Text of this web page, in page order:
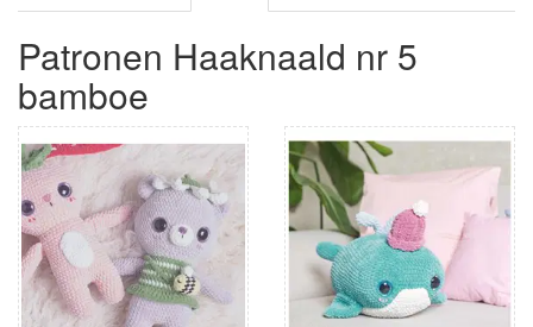
Patronen Haaknaald nr 5
bamboe